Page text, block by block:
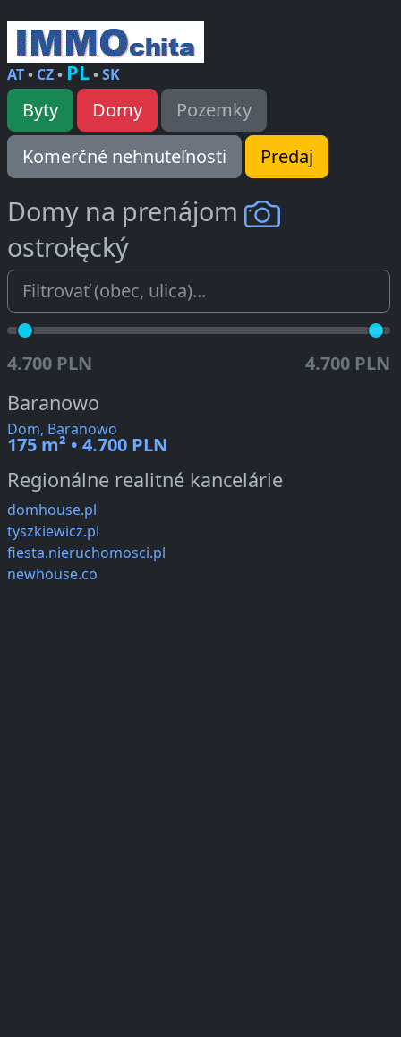
AT• CZ• PL•SK
Byty Domy
Pozemky
Komerčné nehnuteľnosti
Predaj
Domy na prenájom
ostrołęcký
4.700 PLN 4.700 PLN
Baranowo
Dom, Baranowo
175 m² • 4.700 PLN
Regionálne realitné kancelárie
domhouse.pl
tyszkiewicz.pl
fiesta.nieruchomosci.pl
newhouse.co